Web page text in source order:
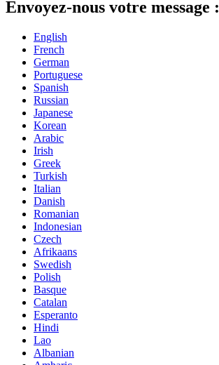
Envoyez-nous votre message :
English
French
German
Portuguese
Spanish
Russian
Japanese
Korean
Arabic
Irish
Greek
Turkish
Italian
Danish
Romanian
Indonesian
Czech
Afrikaans
Swedish
Polish
Basque
Catalan
Esperanto
Hindi
Lao
Albanian